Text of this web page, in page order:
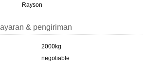
Rayson
& pengiriman
2000kg
negotiable